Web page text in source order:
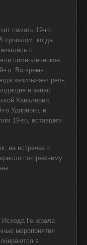
память 19-го
прошлом, когда
с
символическое
го. Во время
зачитывает речь
в запас
Кавалерии,
Ударного, и
19-го, вставшим
на встречах с
по-прежнему
Генерала
мероприятия
в